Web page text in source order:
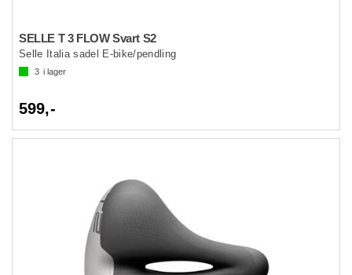
SELLE T 3 FLOW Svart S2
Selle Italia sadel E-bike/pendling
3 i lager
599,-